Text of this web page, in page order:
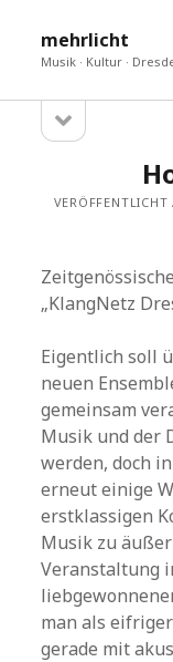
mehrlicht
Musik · Kultur ·
Sidebar
öffnen
„KlangNetz
Eigentlich soll
neuen
gemeinsam
Musik und der
werden, doch
erneut einige
erstklassigen
Musik zu
Veranstaltung
man als
gerade mit